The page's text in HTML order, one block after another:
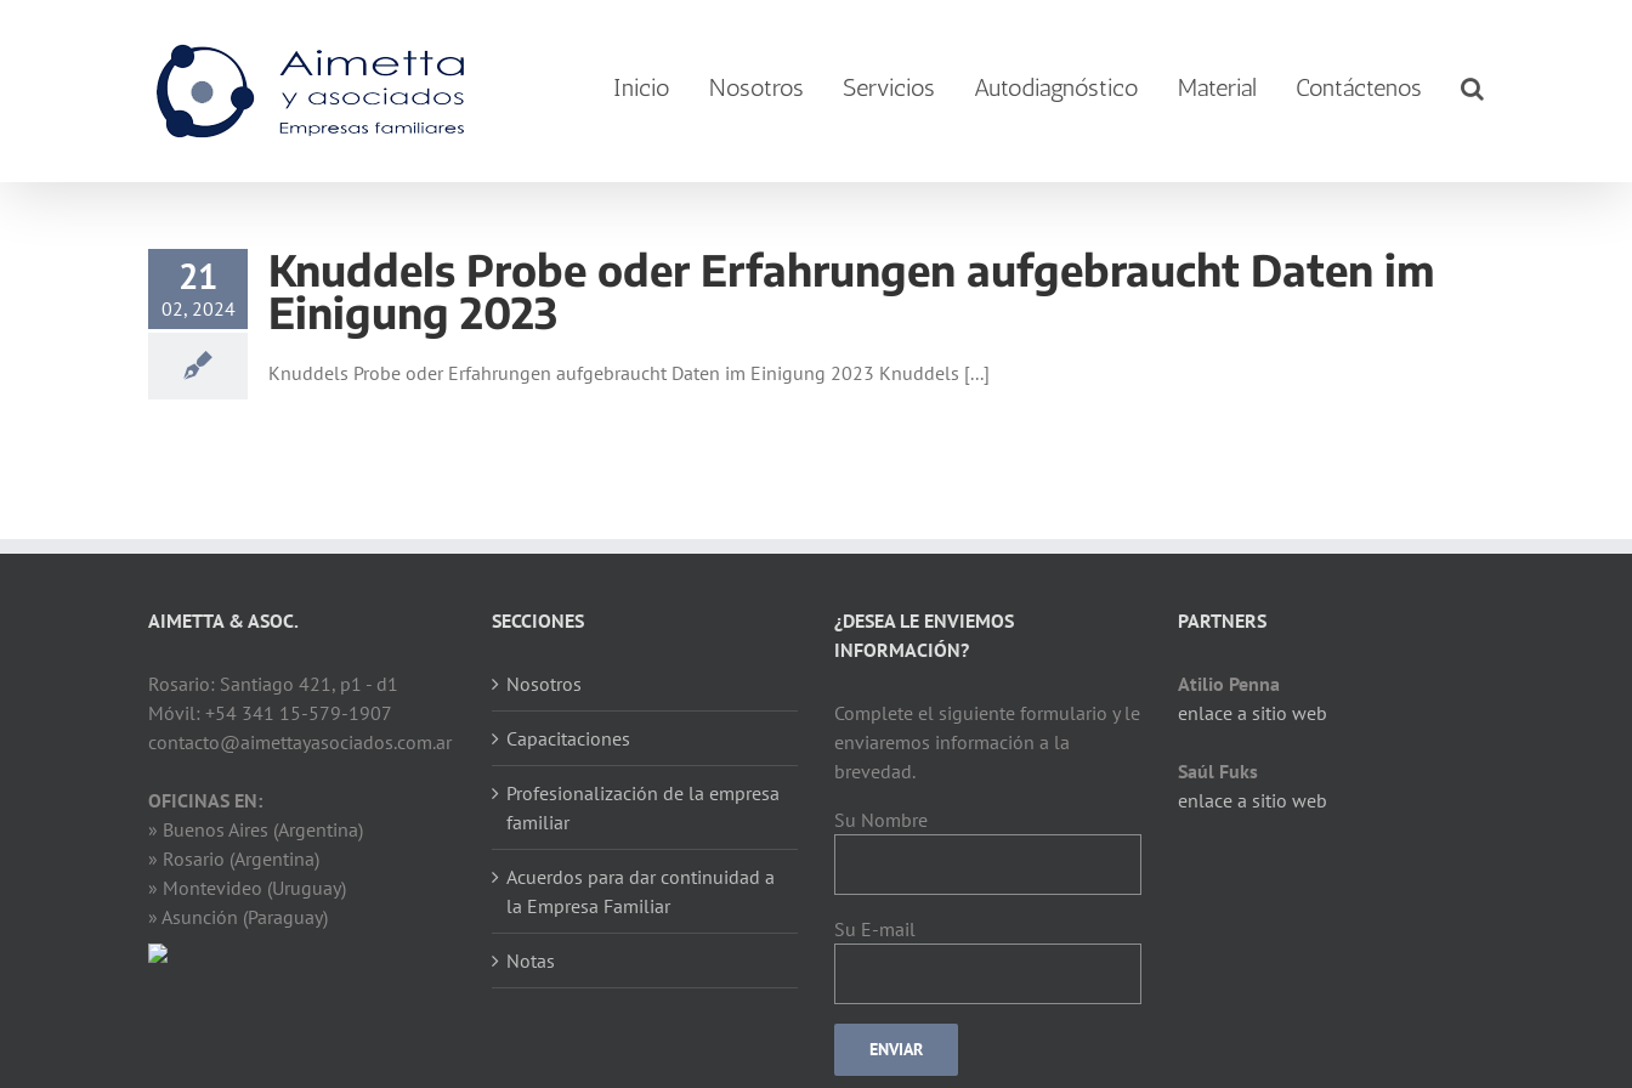
Inicio Nosotros Servicios Autodiagnóstico Material Contáctenos
21
02, 2024
Knuddels Probe oder Erfahrungen aufgebraucht Daten im
Einigung 2023
Knuddels Probe oder Erfahrungen aufgebraucht Daten im Einigung 2023 Knuddels [...]
AIMETTA & ASOC.
Rosario: Santiago 421, p1 - d1
Móvil: +54 341 15-579-1907
contacto@aimettayasociados.com.ar
OFICINAS EN:
» Buenos Aires (Argentina)
» Rosario (Argentina)
» Montevideo (Uruguay)
» Asunción (Paraguay)
SECCIONES
Nosotros
Capacitaciones
Profesionalización de la empresa
familiar
Acuerdos para dar continuidad a
la Empresa Familiar
Notas
¿DESEA LE ENVIEMOS
INFORMACIÓN?
Complete el siguiente formulario y le
enviaremos información a la
brevedad.
Su Nombre
Su E-mail
PARTNERS
Atilio Penna
enlace a sitio web
Saúl Fuks
enlace a sitio web